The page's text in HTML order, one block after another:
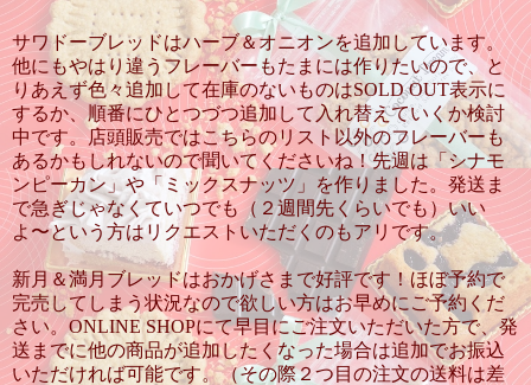
サワドーブレッドはハーブ＆オニオンを追加しています。
他にもやはり違うフレーバーもたまには作りたいので、と
りあえず色々追加して在庫のないものはSOLD OUT表示に
するか、順番にひとつづつ追加して入れ替えていくか検討
中です。店頭販売ではこちらのリスト以外のフレーバーも
あるかもしれないので聞いてくださいね！先週は「シナモ
ンピーカン」や「ミックスナッツ」を作りました。発送ま
で急ぎじゃなくていつでも（２週間先くらいでも）いい
よ〜という方はリクエストいただくのもアリです。
新月＆満月ブレッドはおかげさまで好評です！ほぼ予約で
完売してしまう状況なので欲しい方はお早めにご予約くだ
さい。ONLINE SHOPにて早目にご注文いただいた方で、発
送までに他の商品が追加したくなった場合は追加でお振込
いただければ可能です。（その際２つ目の注文の送料は差